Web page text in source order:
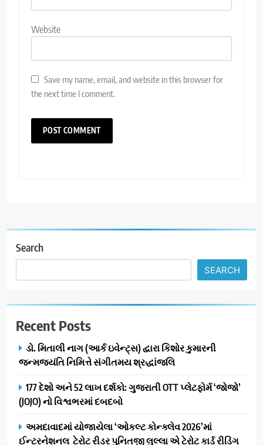
Website
Save my name, email, and website in this browser for
the next time I comment.
Search
SEARCH
Recent Posts
ડો. મિતાલી નાગ (આર્ક ઇવેન્ટ્સ) દ્વારા કિશોર કુમારની
જન્મજયંતિ નિમિત્તે સંગીતમય શ્રદ્ધાંજલિ
177 દેશો અને 52 લાખ દર્શકો: ગુજરાતી OTT પ્લેટફોર્મ ‘જોજો’
(JOJO) નો વિશ્વભરમાં દબદબો
અમદાવાદમાં યોજાયેલા ‘ઓકલ્ટ કોન્ક્લેવ 2026’માં
ઈન્ટરનેશનલ ટેરોટ રીડર પુનિતજી લુલ્લા એ ટેરોટ કાર્ડ રીડિંગ